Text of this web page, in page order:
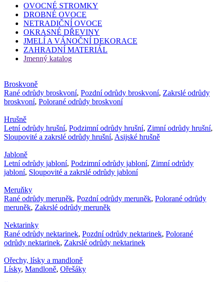
OVOCNÉ STROMKY
DROBNÉ OVOCE
NETRADIČNÍ OVOCE
OKRASNÉ DŘEVINY
JMELÍ A VÁNOČNÍ DEKORACE
ZAHRADNÍ MATERIÁL
Jmenný katalog
Broskvoně
Rané odrůdy broskvoní, Pozdní odrůdy broskvoní, Zakrslé odrůdy
broskvoní, Polorané odrůdy broskvoní
Hrušně
Letní odrůdy hrušní, Podzimní odrůdy hrušní, Zimní odrůdy hrušní,
Sloupovité a zakrslé odrůdy hrušní, Asijské hrušně
Jabloně
Letní odrůdy jabloní, Podzimní odrůdy jabloní, Zimní odrůdy
jabloní, Sloupovité a zakrslé odrůdy jabloní
Meruňky
Rané odrůdy meruněk, Pozdní odrůdy meruněk, Polorané odrůdy
meruněk, Zakrslé odrůdy meruněk
Nektarinky
Rané odrůdy nektarinek, Pozdní odrůdy nektarinek, Polorané
odrůdy nektarinek, Zakrslé odrůdy nektarinek
Ořechy, lísky a mandloně
Lísky, Mandloně, Ořešáky